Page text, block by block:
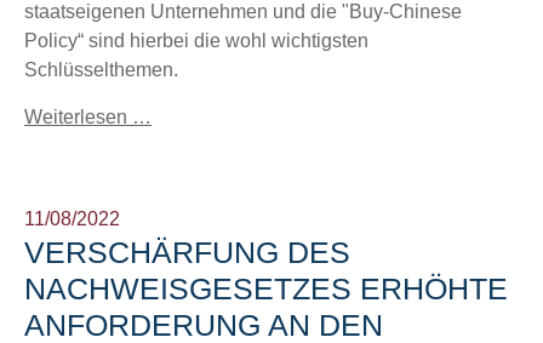
staatseigenen Unternehmen und die "Buy-Chinese
Policy“ sind hierbei die wohl wichtigsten
Schlüsselthemen.
Weiterlesen …
11/08/2022
VERSCHÄRFUNG DES
NACHWEISGESETZES ERHÖHTE
ANFORDERUNG AN DEN